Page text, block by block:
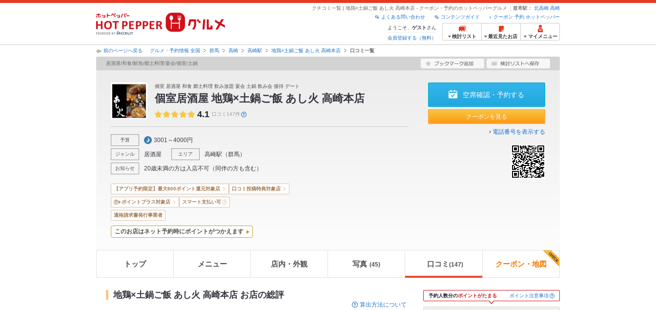
クチコミ一覧 | 地鶏×土鍋ご飯 あし火 高崎本店 - クーポン・予約のホットペッパーグルメ 最寄駅： 北高崎 高崎
クーポン 予約 ホットペッパー
コンテンツガイド
よくある問い合わせ
ようこそ、 ゲスト さん
会員登録する（無料）
検討リスト 最近見たお店 マイメニュー
前のページへ戻る グルメ・予約情報 全国 群馬 高崎 高崎駅 地鶏×土鍋ご飯 あし火 高崎本店 口コミ一覧
居酒屋/和食/鮮魚/郷土料理/宴会/個室/土鍋
個室 居酒屋 和食 郷土料理 飲み放題 宴会 土鍋 飲み会 接待 デート
個室居酒屋 地鶏×土鍋ご飯 あし火 高崎本店
4.1 口コミ147件
予算 3001～4000円
ジャンル 居酒屋 エリア 高崎駅 （群馬）
お知らせ 20歳未満の方は入店不可（同伴の方も含む）
空席確認・予約する
クーポンを見る
電話番号を表示する
【アプリ予約限定】最大800ポイント還元対象店 口コミ投稿特典対象店
ポイントプラス対象店 スマート支払い可
適格請求書発行事業者
このお店はネット予約時にポイントがつかえます
トップ メニュー 店内・外観 写真 (45) 口コミ (147) クーポン・地図
地鶏×土鍋ご飯 あし火 高崎本店 お店の総評
算出方法について
予約人数分のポイントがたまる ポイント注意事項